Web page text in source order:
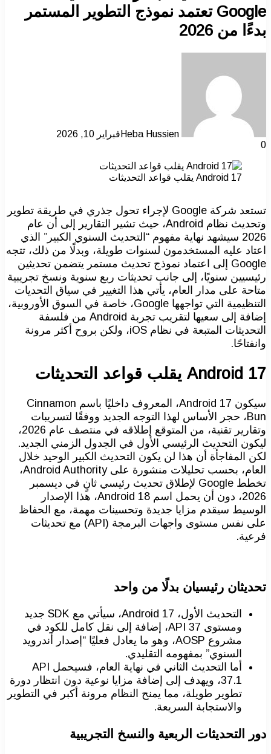
Google تعتمد نموذج التطوير المستمر
بدءًا من 2026
Heba Hussien فبراير 10, 2026
0
Android 17 يقلب قواعد التحديثات
تستعد شركة Google لإجراء تحول جذري في طريقة تطوير
وتحديث نظام Android، حيث تشير التقارير إلى أن عام
2026 سيشهد نهاية مفهوم “التحديث السنوي الكبير” الذي
اعتاد عليه المستخدمون لسنوات طويلة، وبدلًا من ذلك، تتجه
Google إلى اعتماد نموذج تحديث مستمر يتضمن تحديثين
رئيسيين سنويًا، إلى جانب تحديثات ربع سنوية ونسخ تجريبية
متاحة على مدار العام، يأتي هذا التغيير في سياق التحديات
التنظيمية التي تواجهها Google، خاصة في السوق الأوروبية،
إضافة إلى سعيها لتقريب تجربة Android من فلسفة
التحديثات المتبعة في نظام iOS، ولكن بروح أكثر مرونة
وانفتاحًا.
Android 17 يقلب قواعد التحديثات
سيكون Android 17، المعروف داخليًا باسم Cinnamon
Bun، حجر الأساس لهذا التوجه الجديد ووفقًا لتسريبات
وتقارير تقنية، من المتوقع إطلاقه في منتصف عام 2026،
ليكون التحديث الرئيسي الأول في الجدول الزمني الجديد.
لكن المفاجأة أن هذا لن يكون التحديث الكبير الوحيد خلال
العام، بحسب تحليلات منشورة على Android Authority،
تخطط Google لإطلاق تحديث رئيسي ثانٍ في ديسمبر
2026، دون أن يحمل اسم Android 18، هذا الإصدار
الوسيط سيقدم مزايا جديدة وتحسينات مهمة، مع الحفاظ
على نفس مستوى واجهات البرمجة (API) مع تحديثات
فرعية.
تحديثان رئيسيان بدلًا من واحد
التحديث الأول، Android 17، سيأتي مع SDK جديد
ومستوى API 37، إضافة إلى نقل كامل للكود في
مشروع AOSP، وهو ما يعادل فعليًا “إصدار أندرويد
السنوي” بمفهومه التقليدي.
أما التحديث الثاني في نهاية العام، فسيحمل API
37.1، ويهدف إلى إضافة مزايا نوعية دون انتظار دورة
تطوير طويلة، مما يمنح النظام مرونة أكبر في التطوير
والاستجابة السريعة.
دور التحديثات الربعية والنسخ التجريبية